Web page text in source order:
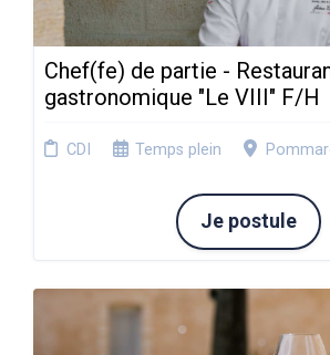
Chef(fe) de partie -
gastronomique "Le VIII" F/H
CDI Temps plein
Je postule